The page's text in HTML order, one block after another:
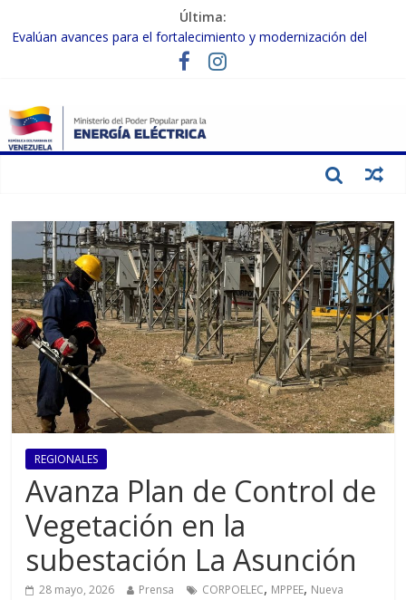
Última:
Evalúan avances para el fortalecimiento y modernización del
Inspeccionan trabajos de rehabilitación en instalaciones del SEN
Gobierno Nacional activa plan preventivo para fortalecer el SEN
ante el fenómeno de El Niño
Termocarabobo recupera el 50% de su capacidad de generación
REGIONALES
Avanza Plan de Control de
Vegetación en la
subestación La Asunción
28 mayo, 2026 Prensa CORPOELEC, MPPEE, Nueva